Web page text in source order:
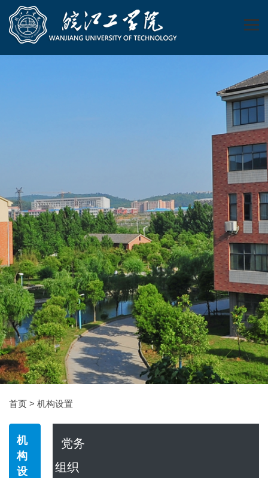
首页 > 机构设置
机
构
设
党务
组织